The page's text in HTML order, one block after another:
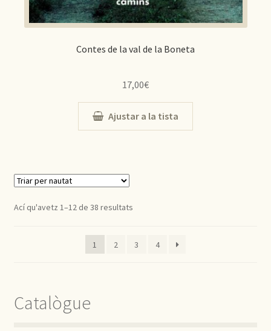
Contes de la val de la Boneta
17,00€
Ajustar a la tista
Ací qu'avetz 1–12 de 38 resultats
1 2 3 4
Catalògue